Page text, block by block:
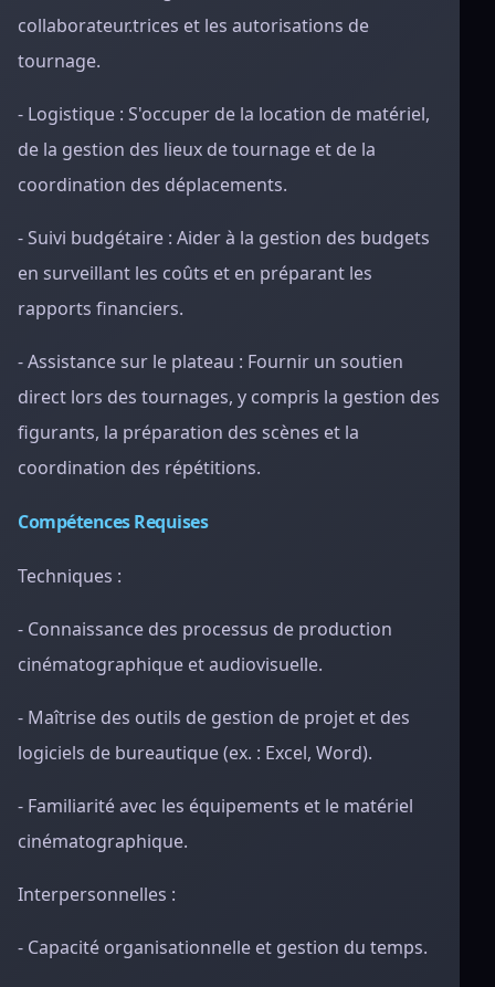
collaborateur.trices et les autorisations de
tournage.
- Logistique : S'occuper de la location de matériel,
de la gestion des lieux de tournage et de la
coordination des déplacements.
- Suivi budgétaire : Aider à la gestion des budgets
en surveillant les coûts et en préparant les
rapports financiers.
- Assistance sur le plateau : Fournir un soutien
direct lors des tournages, y compris la gestion des
figurants, la préparation des scènes et la
coordination des répétitions.
Compétences Requises
Techniques :
- Connaissance des processus de production
cinématographique et audiovisuelle.
- Maîtrise des outils de gestion de projet et des
logiciels de bureautique (ex. : Excel, Word).
- Familiarité avec les équipements et le matériel
cinématographique.
Interpersonnelles :
- Capacité organisationnelle et gestion du temps.